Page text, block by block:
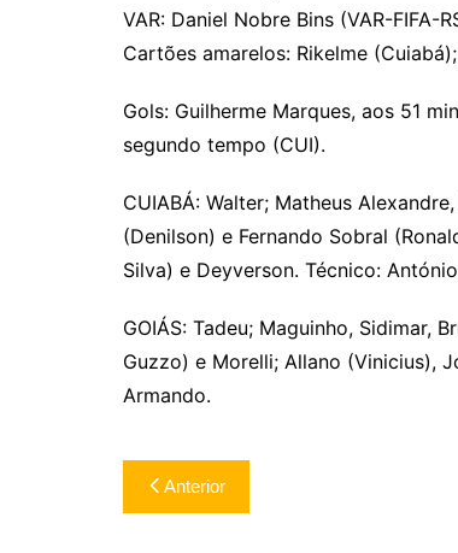
VAR: Daniel Nobre Bins (VAR-FIFA-
Cartões amarelos: Rikelme
Gols: Guilherme Marques, aos 51
segundo tempo (CUI).
CUIABÁ: Walter; Matheus
(Denilson) e Fernando Sobral
Silva) e Deyverson. Técnico:
GOIÁS: Tadeu; Maguinho, Sidimar,
Guzzo) e Morelli; Allano (Vinicius),
Armando.
Navegação
de
Anterior